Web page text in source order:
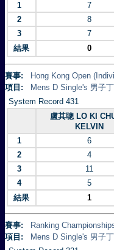
1 7
2
8
3
7
結果
0
賽事:
Hong Kong Open
項目:
Mens D Single's 男子
System Record 431
盧其聰 LO KI
KELVIN
1 6
2
4
3
11
4
5
結果
1
賽事:
Ranking
項目:
Mens D Single's 男子